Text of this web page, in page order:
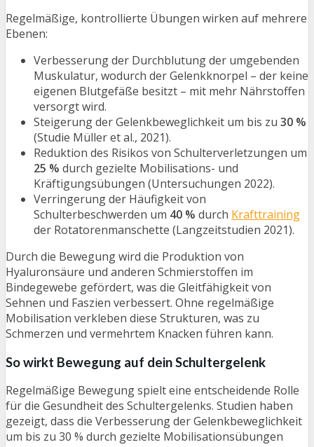
Regelmäßige, kontrollierte Übungen wirken auf mehrere
Ebenen:
Verbesserung der Durchblutung der umgebenden
Muskulatur, wodurch der Gelenkknorpel – der keine
eigenen Blutgefäße besitzt – mit mehr Nährstoffen
versorgt wird.
Steigerung der Gelenkbeweglichkeit um bis zu 30 %
(Studie Müller et al., 2021).
Reduktion des Risikos von Schulterverletzungen um
25 % durch gezielte Mobilisations- und
Kräftigungsübungen (Untersuchungen 2022).
Verringerung der Häufigkeit von
Schulterbeschwerden um 40 % durch Krafttraining
der Rotatorenmanschette (Langzeitstudien 2021).
Durch die Bewegung wird die Produktion von
Hyaluronsäure und anderen Schmierstoffen im
Bindegewebe gefördert, was die Gleitfähigkeit von
Sehnen und Faszien verbessert. Ohne regelmäßige
Mobilisation verkleben diese Strukturen, was zu
Schmerzen und vermehrtem Knacken führen kann.
So wirkt Bewegung auf dein Schultergelenk
Regelmäßige Bewegung spielt eine entscheidende Rolle
für die Gesundheit des Schultergelenks. Studien haben
gezeigt, dass die Verbesserung der Gelenkbeweglichkeit
um bis zu 30 % durch gezielte Mobilisationsübungen